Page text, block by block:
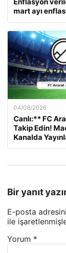
Enflasyon
mart ayı
04/08/2026
Canlı:** FC
Takip Edin!
Kanalda
Bir yanıt
E-posta
ile
Yorum *